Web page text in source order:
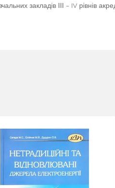
закладів ІІІ – IV рівнів